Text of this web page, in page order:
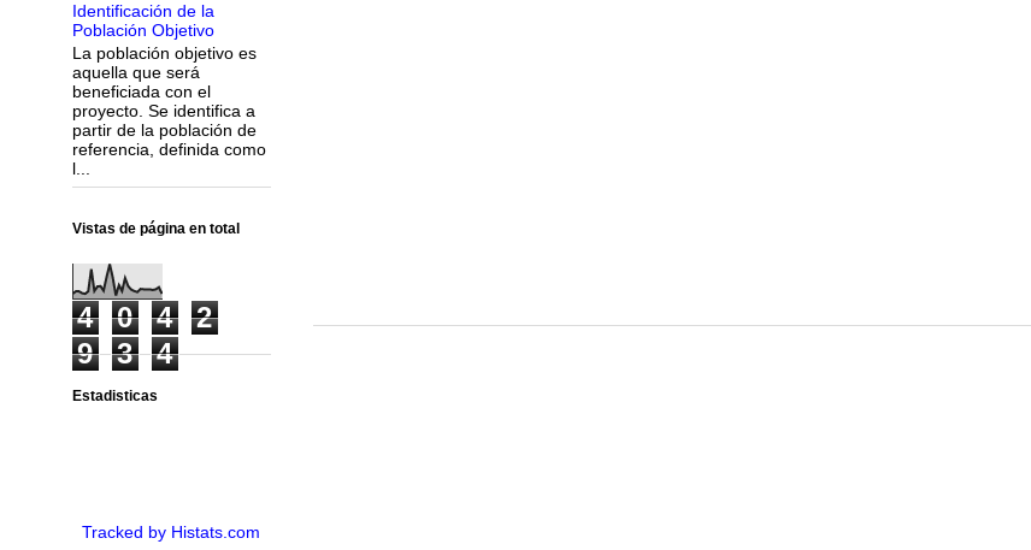
Identificación de la
Población Objetivo
La población objetivo es
aquella que será
beneficiada con el
proyecto. Se identifica a
partir de la población de
referencia, definida como
l...
Vistas de página en total
4 0 4
2
9
3 4
Estadisticas
Tracked by Histats.com